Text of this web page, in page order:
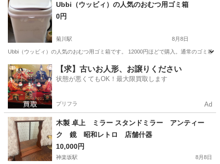
Ubbi（ウッビィ）の人気のおむつ用ゴミ箱
0円
菊川駅 8月8日
Ubbi（ウッビィ）の人気のおむつ用ゴミ箱です。 12000円ほどで購入。通常のゴミ箱
東京 墨田区 菊川駅 インテリア雑貨/小物
【求】古いお人形、お譲りください
状態が悪くてもOK！最大限買取します
プリフラ Ad
木製 卓上 ミラー スタンドミラー アンティー
ク 鏡 昭和レトロ 店舗什器
10,000円
神楽坂駅 8月8日